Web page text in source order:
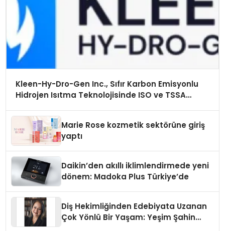
Kleen-Hy-Dro-Gen Inc., Sıfır Karbon Emisyonlu
Hidrojen Isıtma Teknolojisinde ISO ve TSSA
Marie Rose kozmetik sektörüne giriş
yaptı
Daikin’den akıllı iklimlendirmede yeni
dönem: Madoka Plus Türkiye’de
Diş Hekimliğinden Edebiyata Uzanan
Çok Yönlü Bir Yaşam: Yeşim Şahin